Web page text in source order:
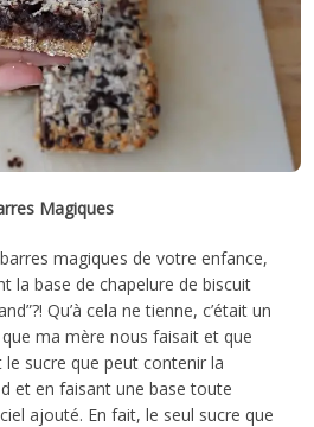
Magiques
magiques de votre enfance,
la base de chapelure de biscuit
Qu’à cela ne tienne, c’était un
ma mère nous faisait et que
le sucre que peut contenir la
et en faisant une base toute
ajouté. En fait, le seul sucre que